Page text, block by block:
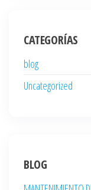
CATEGORÍAS
blog
Uncategorized
BLOG